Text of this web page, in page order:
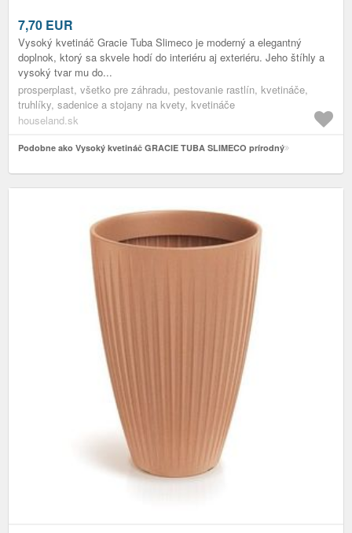
7,70 EUR
Vysoký kvetináč Gracie Tuba Slimeco je moderný a elegantný
doplnok, ktorý sa skvele hodí do interiéru aj exteriéru. Jeho štíhly a
vysoký tvar mu do...
prosperplast, všetko pre záhradu, pestovanie rastlín, kvetináče,
truhlíky, sadenice a stojany na kvety, kvetináče
houseland.sk
Podobne ako Vysoký kvetináč GRACIE TUBA SLIMECO prírodný